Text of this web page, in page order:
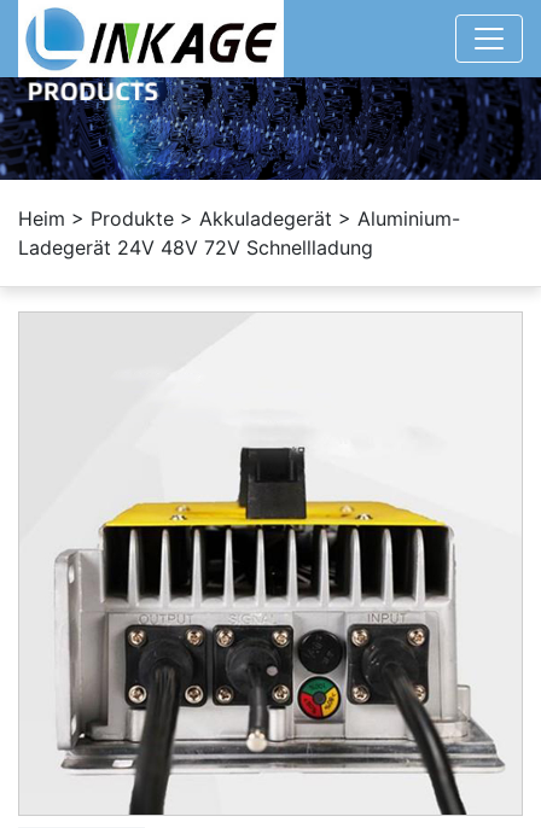
Heim > Produkte > Akkuladegerät > Aluminium-
Ladegerät 24V 48V 72V Schnellladung